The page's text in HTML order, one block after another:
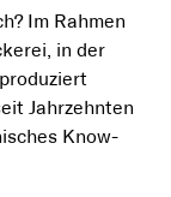
Im Rahmen
in der
produziert
Jahrzehnten
Know-